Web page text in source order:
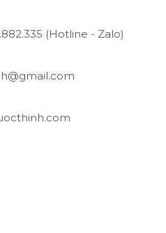
(Hotline - Zalo)